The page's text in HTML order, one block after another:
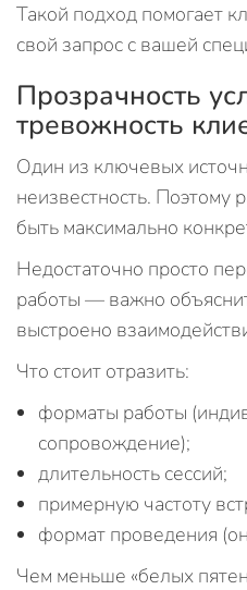
Такой подход помогает
свой запрос с вашей
Прозрачность
тревожность
Один из ключевых
неизвестность. Поэтому
быть максимально
Недостаточно просто
работы — важно
выстроено
Что стоит отразить:
форматы работы
сопровождение);
длительность сессий;
примерную частоту
формат проведения
Чем меньше «белых